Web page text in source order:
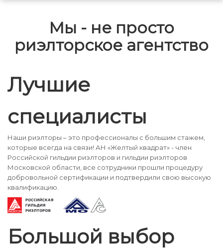
Мы - не просто
риэлторское агентство
Лучшие
специалисты
Наши риэлторы – это профессионалы с большим стажем,
которые всегда на связи! АН «Желтый квадрат» - член
Российской гильдии риэлторов и гильдии риэлторов
Московской области, все сотрудники прошли процедуру
добровольной сертификации и подтвердили свою высокую
квалификацию.
Большой выбор